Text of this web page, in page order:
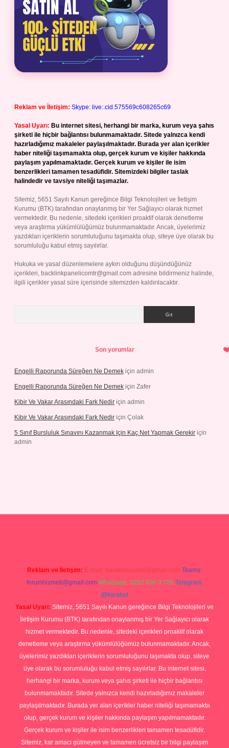
Reklam ve İletişim: Skype: live:.cid.575569c608265c69
Yasal Uyarı: Bu internet sitesi, herhangi bir marka, kurum veya şahıs
şirketi ile hiçbir bağlantısı bulunmamaktadır. Sitede yalnızca kendi
hazırladığımız makaleler paylaşılmaktadır. Burada yer alan içerikler
haber niteliği taşımamakta olup, gerçek kurum ve kişiler hakkında
paylaşım yapılmamaktadır. Gerçek kurum ve kişiler ile isim
benzerlikleri tamamen tesadüfidir. Sitemizdeki bilgiler taslak
halindedir ve tavsiye niteliği taşımazlar.
Sitemiz, 5651 Sayılı Kanun gereğince Bilgi Teknolojileri ve İletişim
Kurumu (BTK) tarafından onaylanmış bir Yer Sağlayıcı olarak hizmet
vermektedir. Bu nedenle, sitedeki içerikleri proaktif olarak denetleme
veya araştırma yükümlülüğümüz bulunmamaktadır. Ancak, üyelerimiz
yazdıkları içeriklerin sorumluluğunu taşımakta olup, siteye üye olarak bu
sorumluluğu kabul etmiş sayılırlar.
Hukuka ve yasal düzenlemelere aykırı olduğunu düşündüğünüz
içerikleri, backlinkpanelicomtr@gmail.com adresine bildirmeniz halinde,
ilgili içerikler yasal süre içerisinde sitemizden kaldırılacaktır.
Son yorumlar
Engelli Raporunda Süreğen Ne Demek için admin
Engelli Raporunda Süreğen Ne Demek için Zafer
Kibir Ve Vakar Arasındaki Fark Nedir için admin
Kibir Ve Vakar Arasındaki Fark Nedir için Çolak
5 Sınıf Bursluluk Sınavını Kazanmak Için Kaç Net Yapmak Gerekir için
admin
Reklam ve İletişim: E-mail: backlinkpaneli@gmail.com Teams:
forumhizmeti@gmail.com Whatsapp: 0262 606 0 726 Telegram:
@karabul
Yasal Uyarı: Sitemiz, 5651 Sayılı Kanun gereğince Bilgi Teknolojileri ve
İletişim Kurumu (BTK) tarafından onaylanmış bir Yer Sağlayıcı olarak
hizmet vermektedir. Bu nedenle, sitedeki içerikleri proaktif olarak
denetleme veya araştırma yükümlülüğümüz bulunmamaktadır. Ancak,
üyelerimiz yazdıkları içeriklerin sorumluluğunu taşımakta olup, siteye
üye olarak bu sorumluluğu kabul etmiş sayılırlar. Bu internet sitesi,
herhangi bir marka, kurum veya şahıs şirketi ile hiçbir bağlantısı
bulunmamaktadır. Sitede yalnızca kendi hazırladığımız makaleler
paylaşılmaktadır. Burada yer alan içerikler haber niteliği taşımamakta
olup, gerçek kurum ve kişiler hakkında paylaşım yapılmamaktadır.
Gerçek kurum ve kişiler ile isim benzerlikleri tamamen tesadüfidir.
Sitemiz, kar amacı gütmeyen ve tamamen ücretsiz bir bilgi paylaşım